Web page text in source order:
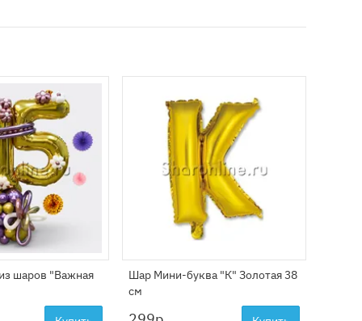
шаров "Важная
Шар Мини-буква "К" Золотая 38
см